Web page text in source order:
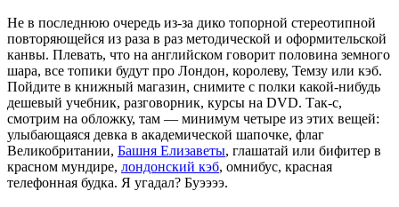
Не в последнюю очередь из-за дико топорной стереотипной
повторяющейся из раза в раз методической и оформительской
канвы. Плевать, что на английском говорит половина земного
шара, все топики будут про Лондон, королеву, Темзу или кэб.
Пойдите в книжный магазин, снимите с полки какой-нибудь
дешевый учебник, разговорник, курсы на DVD. Так-с,
смотрим на обложку, там — минимум четыре из этих вещей:
улыбающаяся девка в академической шапочке, флаг
Великобритании, Башня Елизаветы, глашатай или бифитер в
красном мундире, лондонский кэб, омнибус, красная
телефонная будка. Я угадал? Буээээ.